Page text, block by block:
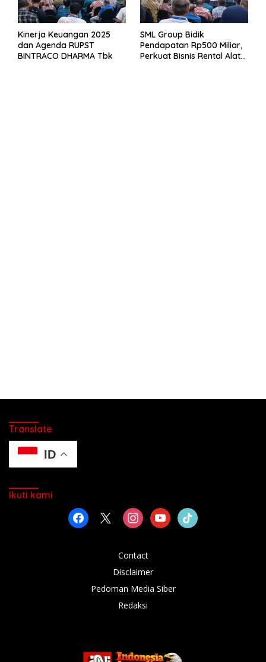
Kinerja Keuangan 2025
dan Agenda RUPST
BINTRACO DHARMA Tbk
SML Group Bidik
Pendapatan Rp500 Miliar,
Perkuat Bisnis Rental Alat
Translate
ID
Ikuti kami
facebook instagramyoutubetiktok
Contact
Disclaimer
Pedoman Media Siber
Redaksi